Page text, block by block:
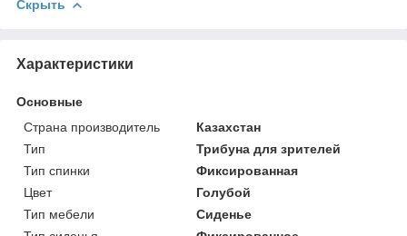
Скрыть
Характеристики
Основные
Страна производитель
Казахстан
Тип
Трибуна для зрителей
Тип спинки
Фиксированная
Цвет
Голубой
Тип мебели
Сиденье